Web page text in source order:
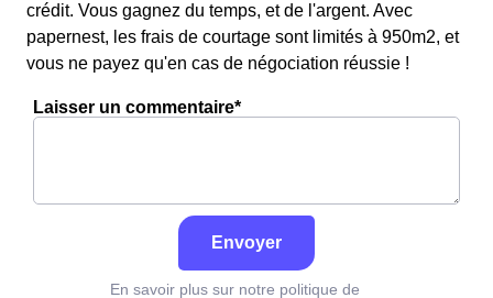
crédit. Vous gagnez du temps, et de l'argent. Avec
papernest, les frais de courtage sont limités à 950m2, et
vous ne payez qu'en cas de négociation réussie !
Laisser un commentaire*
Envoyer
En savoir plus sur notre politique de